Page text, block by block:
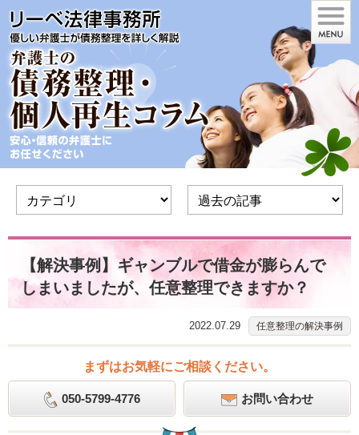
【解決事例】ギャンブルで借金が膨らんで
しまいましたが、任意整理できますか？
2022.07.29 任意整理の解決事例
まずはお気軽にご相談ください。
050-5799-4776 お問い合わせ